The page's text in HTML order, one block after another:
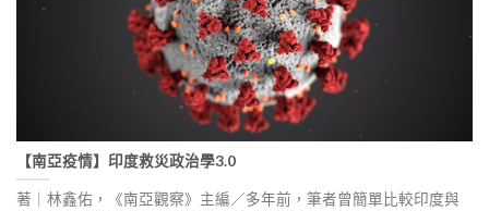
【南亞疫情】印度救災政治學3.0
著｜林鑫佑，《南亞觀察》主編／多年前，筆者曾簡單比較印度與